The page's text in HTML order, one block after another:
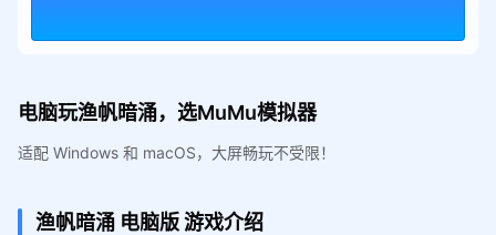
电脑玩渔帆暗涌，选MuMu模拟器
适配 Windows 和 macOS，大屏畅玩不受限！
渔帆暗涌 电脑版游戏介绍